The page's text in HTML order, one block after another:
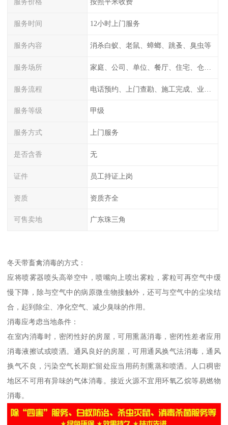
服务价格 按照平米收费
服务时间 12小时上门服务
服务内容 消杀白蚁、老鼠、蟑螂、跳蚤、臭虫等
服务场所
服务流程
服务等级 甲级
服务方式 上门服务
是否含香 无
证件 员工持证上岗
资质 资质齐全
可售卖地 广东珠三角
冬天带畜禽消毒的方式：
应将喷雾器喷头高举空中，喷嘴向上喷出雾粒，雾粒可再空气中缓
慢下降，除与空气中的病原微生物接触外，还可与空气中的尘埃结
合，起到除尘、净化空气、减少臭味的作用。
消毒应考虑当地条件：
在室内消毒时，密闭性好的房屋，可用熏蒸消毒，密闭性差者应用
消毒液擦试或喷洒。通风良好的房屋，可用通风换气法消毒，通风
换气不良，污染空气长期贮留处应当用药剂熏蒸和喷洒。人口稠密
地区不可用有异味的气体消毒。接近火源不宜用环氧乙烷等易燃物
消毒。